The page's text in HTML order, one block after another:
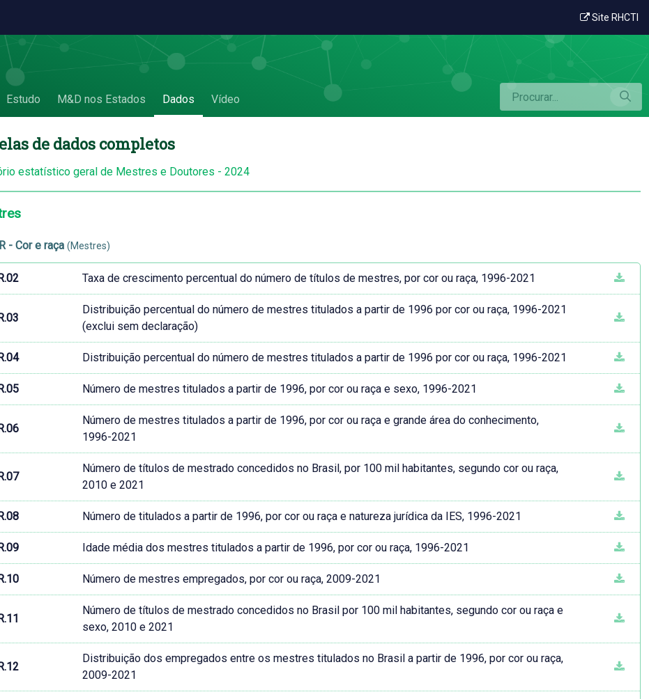
Site RHCTI
Estudo M&D nos Estados Dados Vídeo
de dados completos
estatístico geral de Mestres e Doutores - 2024
- Cor e raça (Mestres)
Taxa de crescimento percentual do número de títulos de mestres, por cor ou raça, 1996-2021
Distribuição percentual do número de mestres titulados a partir de 1996 por cor ou raça, 1996-2021
(exclui sem declaração)
Distribuição percentual do número de mestres titulados a partir de 1996 por cor ou raça, 1996-2021
Número de mestres titulados a partir de 1996, por cor ou raça e sexo, 1996-2021
Número de mestres titulados a partir de 1996, por cor ou raça e grande área do conhecimento,
1996-2021
Número de títulos de mestrado concedidos no Brasil, por 100 mil habitantes, segundo cor ou raça,
2010 e 2021
Número de titulados a partir de 1996, por cor ou raça e natureza jurídica da IES, 1996-2021
Idade média dos mestres titulados a partir de 1996, por cor ou raça, 1996-2021
Número de mestres empregados, por cor ou raça, 2009-2021
Número de títulos de mestrado concedidos no Brasil por 100 mil habitantes, segundo cor ou raça e
sexo, 2010 e 2021
Distribuição dos empregados entre os mestres titulados no Brasil a partir de 1996, por cor ou raça,
2009-2021